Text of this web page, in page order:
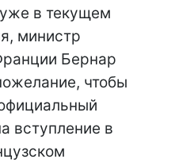
в текущем
министр
Бернар
чтобы
вступление в